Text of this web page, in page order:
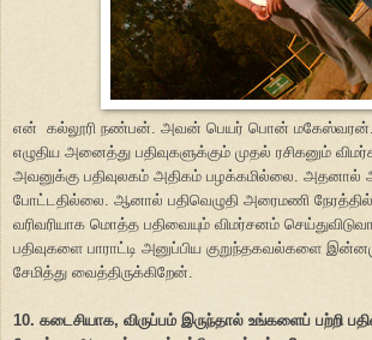
என் கல்லூரி நண்பன். அவன் பெயர் பொன்
எழுதிய அனைத்து பதிவுகளுக்கும் முதல் ரசிகனும்
அவனுக்கு பதிவுலகம் அதிகம் பழக்கமில்லை. அதனால்
போட்டதில்லை. ஆனால் பதிவெழுதி அரைமணி நேரத்தில்
வரிவரியாக மொத்த பதிவையும் விமர்சனம்
பதிவுகளை பாராட்டி அனுப்பிய குறுந்தகவல்களை
சேமித்து வைத்திருக்கிறேன்.
10. கடைசியாக, விருப்பம் இருந்தால் உங்களைப் பற்றி